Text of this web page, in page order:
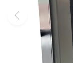
BLOG
CONTACTO